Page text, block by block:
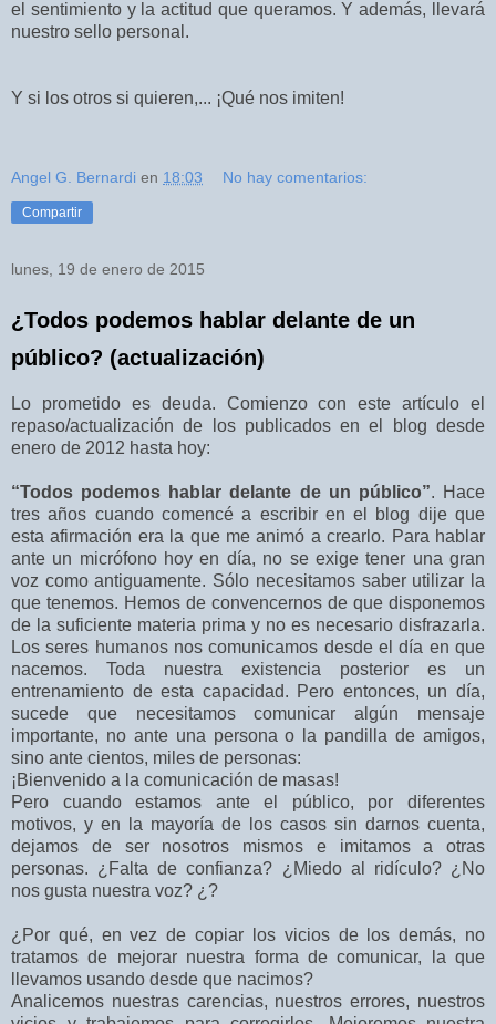
el sentimiento y la actitud que queramos. Y además, llevará
nuestro sello personal.
Y si los otros si quieren,... ¡Qué nos imiten!
Angel G. Bernardi en 18:03 No hay comentarios:
Compartir
lunes, 19 de enero de 2015
¿Todos podemos hablar delante de un
público? (actualización)
Lo prometido es deuda. Comienzo con este artículo el
repaso/actualización de los publicados en el blog desde
enero de 2012 hasta hoy:
“Todos podemos hablar delante de un público”. Hace
tres años cuando comencé a escribir en el blog dije que
esta afirmación era la que me animó a crearlo. Para hablar
ante un micrófono hoy en día, no se exige tener una gran
voz como antiguamente. Sólo necesitamos saber utilizar la
que tenemos. Hemos de convencernos de que disponemos
de la suficiente materia prima y no es necesario disfrazarla.
Los seres humanos nos comunicamos desde el día en que
nacemos. Toda nuestra existencia posterior es un
entrenamiento de esta capacidad. Pero entonces, un día,
sucede que necesitamos comunicar algún mensaje
importante, no ante una persona o la pandilla de amigos,
sino ante cientos, miles de personas:
¡Bienvenido a la comunicación de masas!
Pero cuando estamos ante el público, por diferentes
motivos, y en la mayoría de los casos sin darnos cuenta,
dejamos de ser nosotros mismos e imitamos a otras
personas. ¿Falta de confianza? ¿Miedo al ridículo? ¿No
nos gusta nuestra voz? ¿?
¿Por qué, en vez de copiar los vicios de los demás, no
tratamos de mejorar nuestra forma de comunicar, la que
llevamos usando desde que nacimos?
Analicemos nuestras carencias, nuestros errores, nuestros